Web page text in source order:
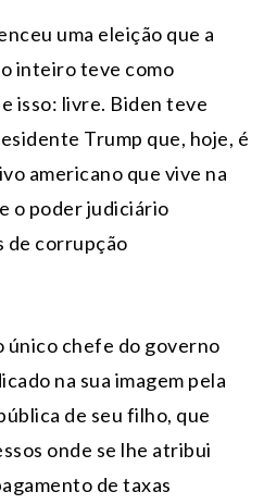
uma eleição que a
inteiro teve como
isso: livre. Biden teve
Trump que, hoje, é
americano que vive na
o poder judiciário
de corrupção
único chefe do governo
na sua imagem pela
de seu filho, que
onde se lhe atribui
de taxas